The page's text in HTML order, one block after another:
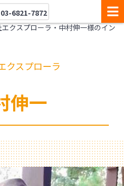
03-6821-7872
クスプローラ・中村伸一様のイン
クスプローラ
伸一